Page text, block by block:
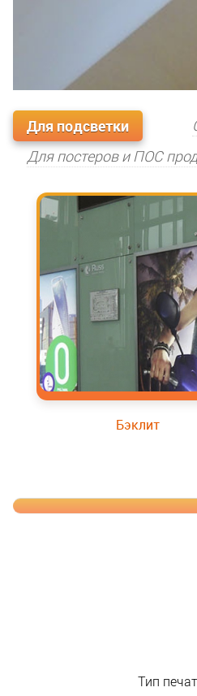
Для подсветки
Для постеров и ПОС
Бэклит
Тип